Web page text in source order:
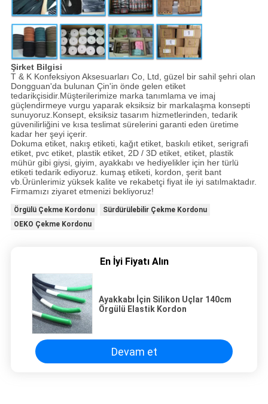
Şirket Bilgisi
T & K Konfeksiyon Aksesuarları Co, Ltd, güzel bir sahil şehri olan
Dongguan'da bulunan Çin'in önde gelen etiket
tedarikçisidir.Müşterilerimize marka tanımlama ve imaj
güçlendirmeye vurgu yaparak eksiksiz bir markalaşma konsepti
sunuyoruz.Konsept, eksiksiz tasarım hizmetlerinden, tedarik
güvenilirliğini ve kısa teslimat sürelerini garanti eden üretime
kadar her şeyi içerir.
Dokuma etiket, nakış etiketi, kağıt etiket, baskılı etiket, serigrafi
etiket, pvc etiket, plastik etiket, 2D / 3D etiket, etiket, plastik
mühür gibi giysi, giyim, ayakkabı ve hediyelikler için her türlü
etiketi tedarik ediyoruz. kumaş etiketi, kordon, şerit bant
vb.Ürünlerimiz yüksek kalite ve rekabetçi fiyat ile iyi satılmaktadır.
Firmamızı ziyaret etmenizi bekliyoruz!
Örgülü Çekme Kordonu
Sürdürülebilir Çekme Kordonu
OEKO Çekme Kordonu
En İyi Fiyatı Alın
Ayakkabı İçin Silikon Uçlar 140cm
Örgülü Elastik Kordon
Devam et